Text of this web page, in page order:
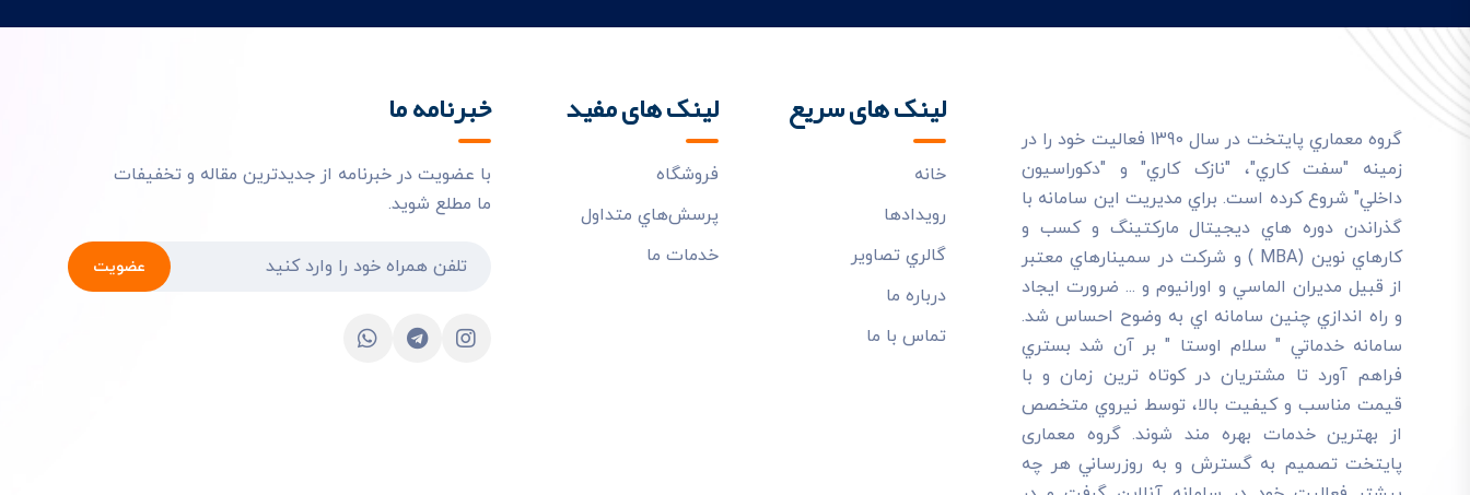
گروه معماري پايتخت در سال 1390 فعاليت خود را در
زمينه "سفت کاري"، "نازک کاري" و "دکوراسيون
داخلي" شروع کرده است. براي مديريت اين سامانه با
گذراندن دوره هاي ديجيتال مارکتينگ و کسب و
کارهاي نوين (MBA ) و شرکت در سمينارهاي معتبر
از قبيل مديران الماسي و اورانيوم و ... ضرورت ايجاد
و راه اندازي چنين سامانه اي به وضوح احساس شد.
سامانه خدماتي " سلام اوستا " بر آن شد بستري
فراهم آورد تا مشتريان در کوتاه ترين زمان و با
قيمت مناسب و کيفيت بالا، توسط نيروي متخصص
از بهترين خدمات بهره مند شوند. گروه معماری
پایتخت تصميم به گسترش و به روزرساني هر چه
لینک های سریع
خانه
رويدادها
گالري تصاوير
درباره ما
تماس با ما
لینک های مفید
فروشگاه
پرسش‌هاي متداول
خدمات ما
خبرنامه ما
با عضویت در خبرنامه از جدیدترین مقاله و تخفیفات
ما مطلع شوید.
عضویت